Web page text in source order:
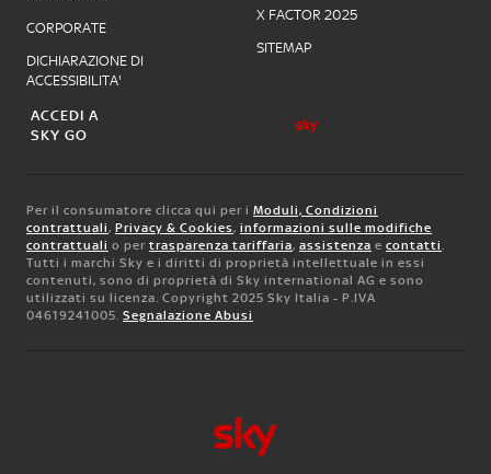
CORPORATE
DICHIARAZIONE DI
ACCESSIBILITA'
X FACTOR 2025
SITEMAP
ACCEDI A
SKY GO
Per il consumatore clicca qui per i Moduli, Condizioni
contrattuali, Privacy & Cookies, informazioni sulle modifiche
contrattuali o per trasparenza tariffaria, assistenza e contatti.
Tutti i marchi Sky e i diritti di proprietà intellettuale in essi
contenuti, sono di proprietà di Sky international AG e sono
utilizzati su licenza. Copyright 2025 Sky Italia - P.IVA
04619241005. Segnalazione Abusi